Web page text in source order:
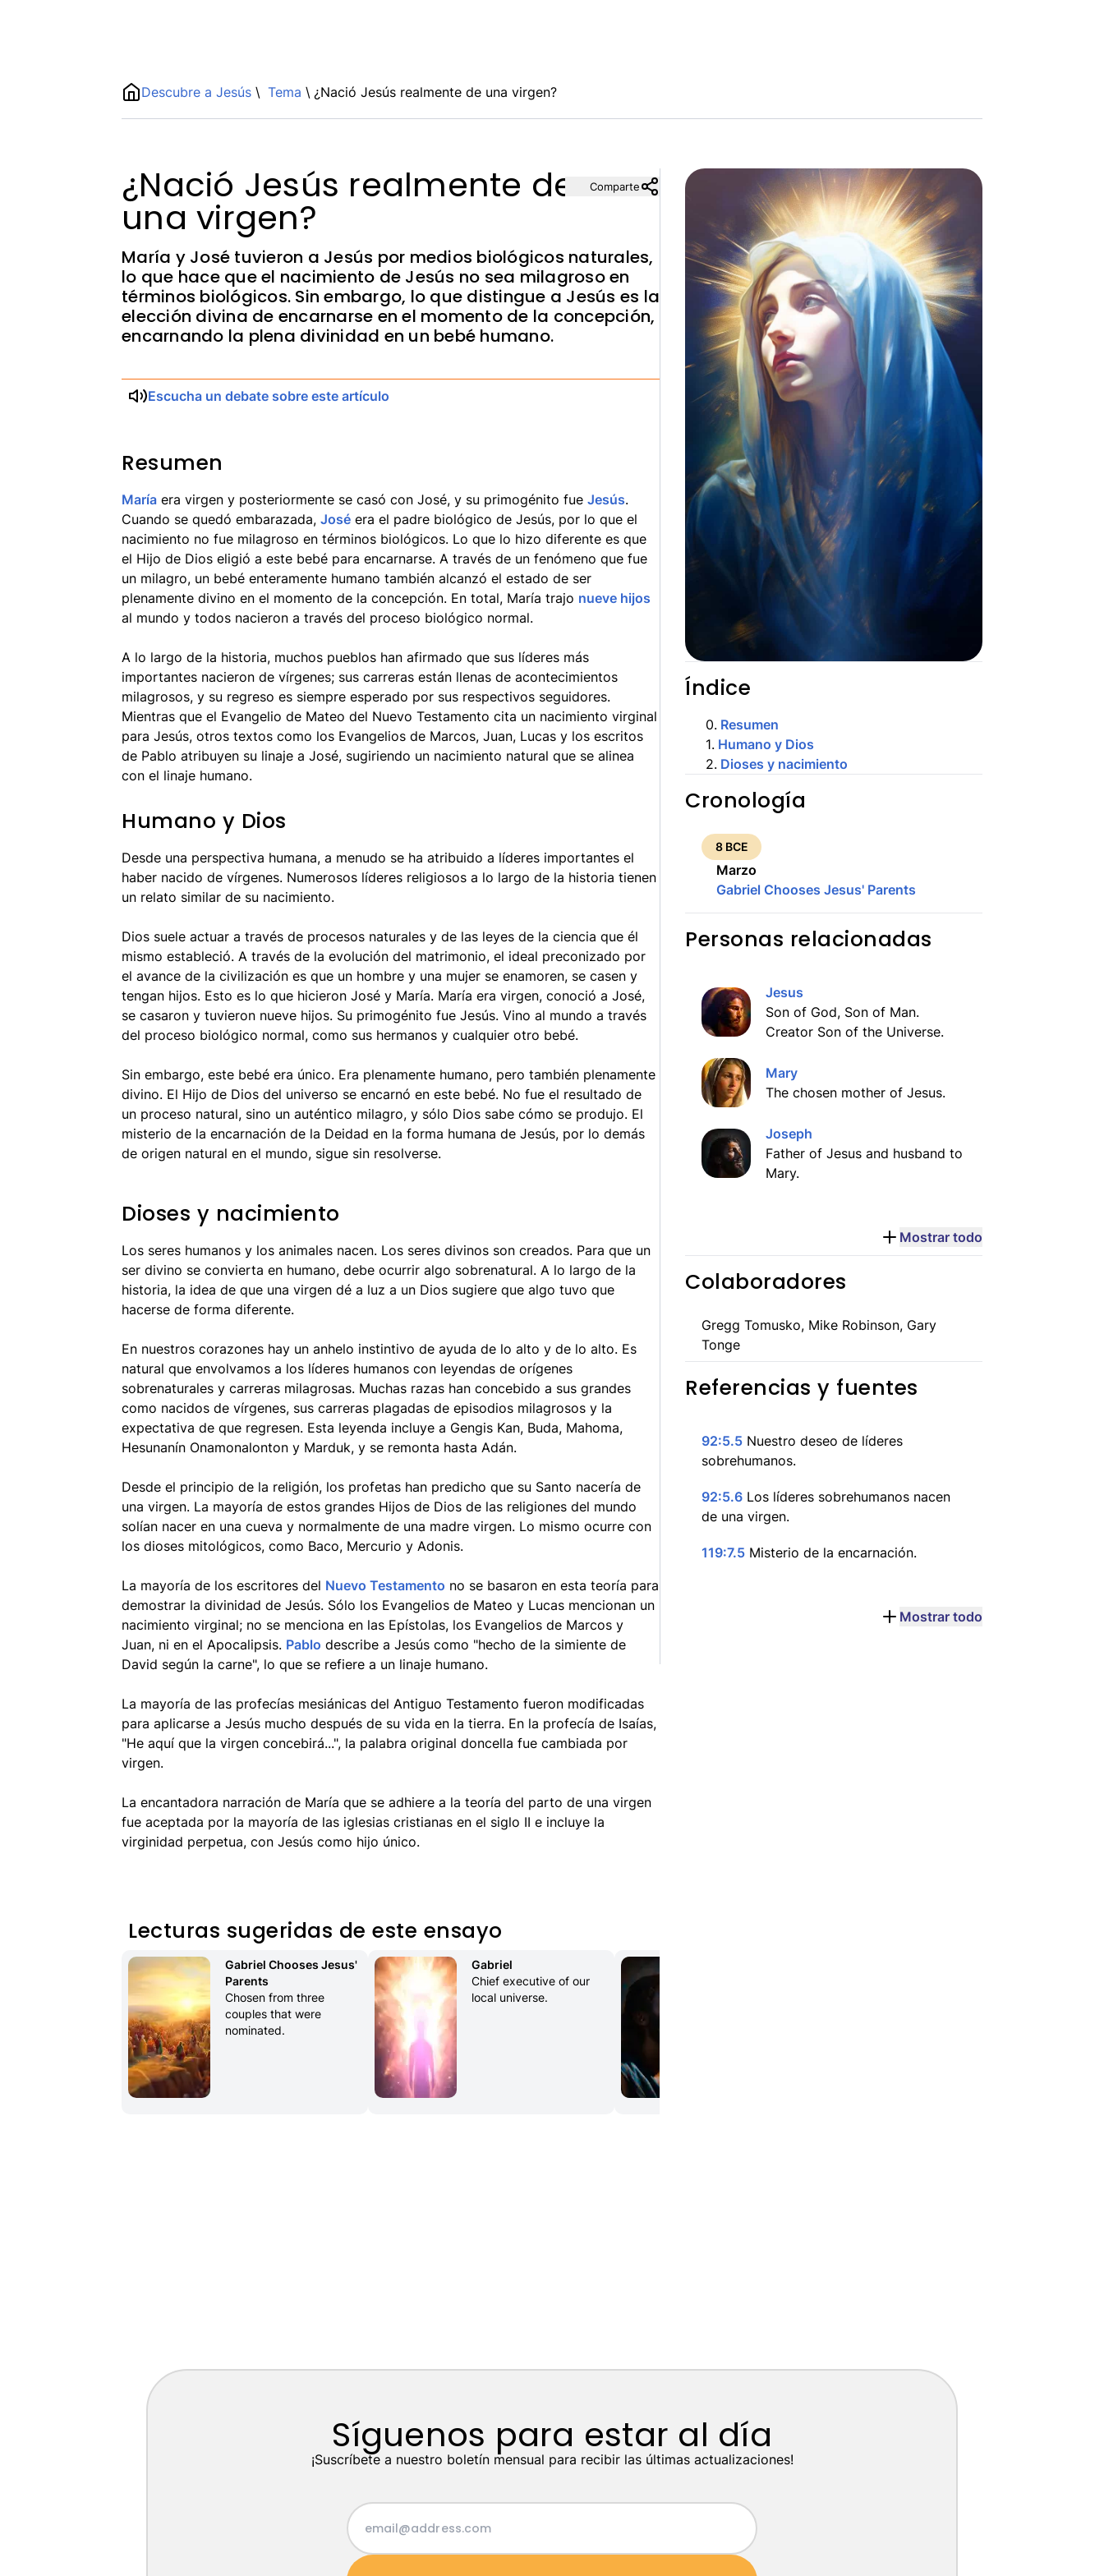
Descubre a Jesús \ Tema \ ¿Nació Jesús realmente de una virgen?
¿Nació Jesús realmente de
una virgen?
María y José tuvieron a Jesús por medios biológicos naturales,
lo que hace que el nacimiento de Jesús no sea milagroso en
términos biológicos. Sin embargo, lo que distingue a Jesús es la
elección divina de encarnarse en el momento de la concepción,
encarnando la plena divinidad en un bebé humano.
Comparte
Escucha un debate sobre este artículo
Resumen
María era virgen y posteriormente se casó con José, y su primogénito fue Jesús.
Cuando se quedó embarazada, José era el padre biológico de Jesús, por lo que el
nacimiento no fue milagroso en términos biológicos. Lo que lo hizo diferente es que
el Hijo de Dios eligió a este bebé para encarnarse. A través de un fenómeno que fue
un milagro, un bebé enteramente humano también alcanzó el estado de ser
plenamente divino en el momento de la concepción. En total, María trajo nueve hijos
al mundo y todos nacieron a través del proceso biológico normal.
A lo largo de la historia, muchos pueblos han afirmado que sus líderes más
importantes nacieron de vírgenes; sus carreras están llenas de acontecimientos
milagrosos, y su regreso es siempre esperado por sus respectivos seguidores.
Mientras que el Evangelio de Mateo del Nuevo Testamento cita un nacimiento virginal
para Jesús, otros textos como los Evangelios de Marcos, Juan, Lucas y los escritos
de Pablo atribuyen su linaje a José, sugiriendo un nacimiento natural que se alinea
con el linaje humano.
Humano y Dios
Desde una perspectiva humana, a menudo se ha atribuido a líderes importantes el
haber nacido de vírgenes. Numerosos líderes religiosos a lo largo de la historia tienen
un relato similar de su nacimiento.
Dios suele actuar a través de procesos naturales y de las leyes de la ciencia que él
mismo estableció. A través de la evolución del matrimonio, el ideal preconizado por
el avance de la civilización es que un hombre y una mujer se enamoren, se casen y
tengan hijos. Esto es lo que hicieron José y María. María era virgen, conoció a José,
se casaron y tuvieron nueve hijos. Su primogénito fue Jesús. Vino al mundo a través
del proceso biológico normal, como sus hermanos y cualquier otro bebé.
Sin embargo, este bebé era único. Era plenamente humano, pero también plenamente
divino. El Hijo de Dios del universo se encarnó en este bebé. No fue el resultado de
un proceso natural, sino un auténtico milagro, y sólo Dios sabe cómo se produjo. El
misterio de la encarnación de la Deidad en la forma humana de Jesús, por lo demás
de origen natural en el mundo, sigue sin resolverse.
Dioses y nacimiento
Los seres humanos y los animales nacen. Los seres divinos son creados. Para que un
ser divino se convierta en humano, debe ocurrir algo sobrenatural. A lo largo de la
historia, la idea de que una virgen dé a luz a un Dios sugiere que algo tuvo que
hacerse de forma diferente.
En nuestros corazones hay un anhelo instintivo de ayuda de lo alto y de lo alto. Es
natural que envolvamos a los líderes humanos con leyendas de orígenes
sobrenaturales y carreras milagrosas. Muchas razas han concebido a sus grandes
como nacidos de vírgenes, sus carreras plagadas de episodios milagrosos y la
expectativa de que regresen. Esta leyenda incluye a Gengis Kan, Buda, Mahoma,
Hesunanín Onamonalonton y Marduk, y se remonta hasta Adán.
Desde el principio de la religión, los profetas han predicho que su Santo nacería de
una virgen. La mayoría de estos grandes Hijos de Dios de las religiones del mundo
solían nacer en una cueva y normalmente de una madre virgen. Lo mismo ocurre con
los dioses mitológicos, como Baco, Mercurio y Adonis.
La mayoría de los escritores del Nuevo Testamento no se basaron en esta teoría para
demostrar la divinidad de Jesús. Sólo los Evangelios de Mateo y Lucas mencionan un
nacimiento virginal; no se menciona en las Epístolas, los Evangelios de Marcos y
Juan, ni en el Apocalipsis. Pablo describe a Jesús como "hecho de la simiente de
David según la carne", lo que se refiere a un linaje humano.
La mayoría de las profecías mesiánicas del Antiguo Testamento fueron modificadas
para aplicarse a Jesús mucho después de su vida en la tierra. En la profecía de Isaías,
"He aquí que la virgen concebirá...", la palabra original doncella fue cambiada por
virgen.
La encantadora narración de María que se adhiere a la teoría del parto de una virgen
fue aceptada por la mayoría de las iglesias cristianas en el siglo II e incluye la
virginidad perpetua, con Jesús como hijo único.
ShortDescription
Lecturas sugeridas de este ensayo
Gabriel Chooses Jesus'
Parents
Chosen from three
couples that were
nominated.
Gabriel
Chief executive of our
local universe.
Índice
0. Resumen
1. Humano y Dios
2. Dioses y nacimiento
Cronología
8 BCE
Marzo
Gabriel Chooses Jesus' Parents
Personas relacionadas
Jesus
Son of God, Son of Man.
Creator Son of the Universe.
Mary
The chosen mother of Jesus.
Joseph
Father of Jesus and husband to
Mary.
Mostrar todo
Colaboradores
Gregg Tomusko, Mike Robinson, Gary
Tonge
Referencias y fuentes
92:5.5 Nuestro deseo de líderes
sobrehumanos.
92:5.6 Los líderes sobrehumanos nacen
de una virgen.
119:7.5 Misterio de la encarnación.
Mostrar todo
Síguenos para estar al día
¡Suscríbete a nuestro boletín mensual para recibir las últimas actualizaciones!